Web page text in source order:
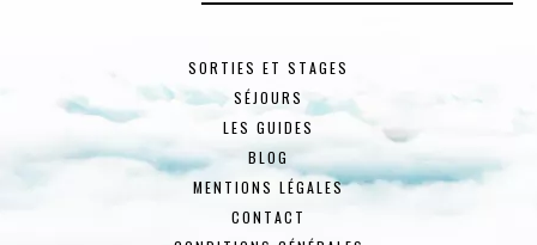
SORTIES ET STAGES
SÉJOURS
LES GUIDES
BLOG
MENTIONS LÉGALES
CONTACT